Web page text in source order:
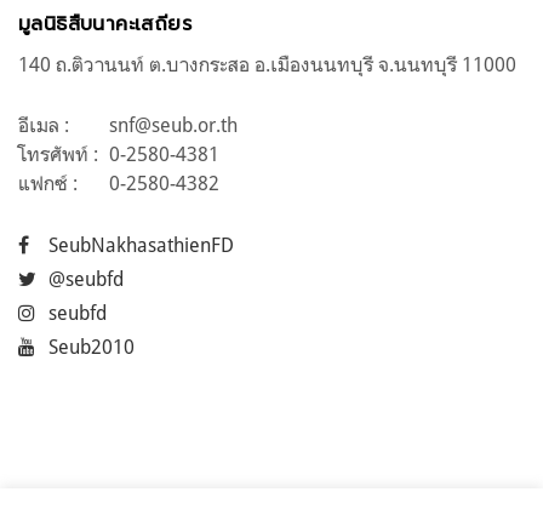
มูลนิธิสืบนาคะเสถียร
140 ถ.ติวานนท์ ต.บางกระสอ อ.เมืองนนทบุรี จ.นนทบุรี 11000
อีเมล :
snf@seub.or.th
โทรศัพท์ : 0-2580-4381
แฟกซ์ :
0-2580-4382
SeubNakhasathienFD
@seubfd
seubfd
Seub2010